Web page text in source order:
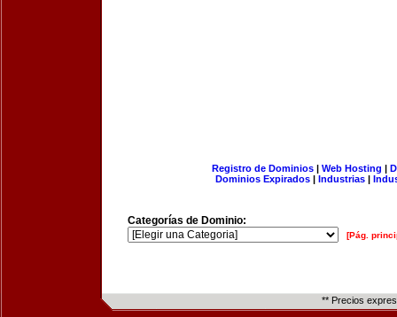
Registro de Dominios| Web Hosting |
Dominios Expirados | Industrias |
Categorías de Dominio:
[Pág.
** Precios